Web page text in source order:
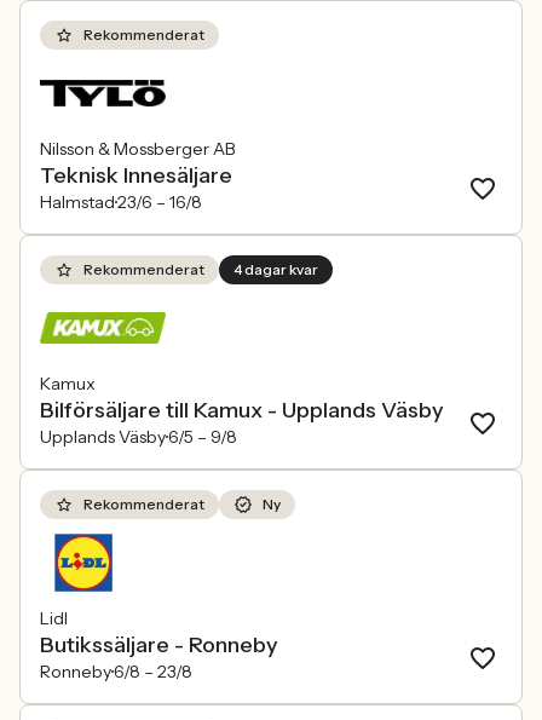
Rekommenderat
Nilsson & Mossberger AB
Teknisk Innesäljare
Halmstad23/6 – 16/8
Rekommenderat 4 dagar kvar
Kamux
Bilförsäljare till Kamux - Upplands Väsby
Upplands Väsby6/5 – 9/8
Rekommenderat Ny
Lidl
Butikssäljare - Ronneby
Ronneby6/8 – 23/8